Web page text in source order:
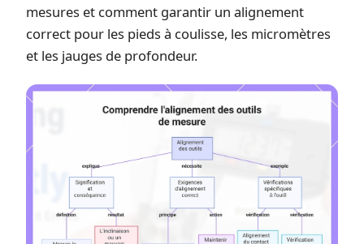
mesures et comment garantir un alignement
correct pour les pieds à coulisse, les micromètres
et les jauges de profondeur.